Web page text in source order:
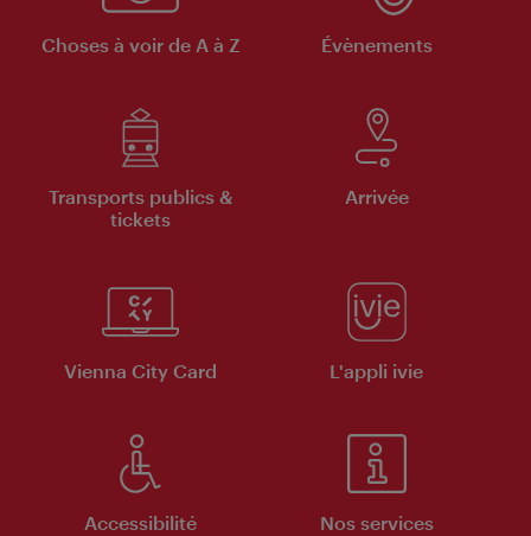
Choses à voir de A à Z Évènements
Transports publics &
tickets
Arrivée
Vienna City Card L'appli ivie
Accessibilité Nos services